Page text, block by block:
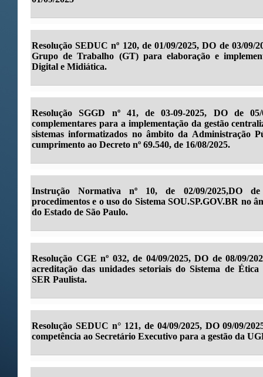
Resolução SEDUC nº 120, de 01/09/2025, DO de 03/09/
Grupo de Trabalho (GT) para elaboração e
Digital e Midiática.
Resolução SGGD nº 41, de 03-09-2025, DO de 05/
complementares para a implementação da gestão
sistemas informatizados no âmbito da Administração
cumprimento ao Decreto nº 69.540, de 16/08/2025.
Instrução Normativa nº 10, de 02/09/2025,DO de
procedimentos e o uso do Sistema SOU.SP.GOV.BR no
do Estado de São Paulo.
Resolução CGE nº 032, de 04/09/2025, DO de 08/09/
acreditação das unidades setoriais do Sistema de Ética
SER Paulista.
Resolução SEDUC n° 121, de 04/09/2025, DO 09/09/
competência ao Secretário Executivo para a gestão da